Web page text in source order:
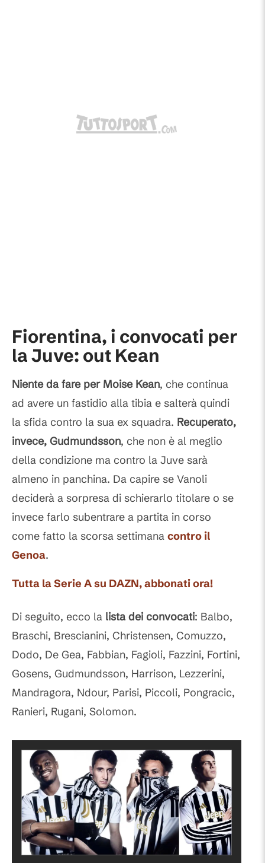
Fiorentina, i convocati per
la Juve: out Kean
Niente da fare per Moise Kean, che continua
ad avere un fastidio alla tibia e salterà quindi
la sfida contro la sua ex squadra. Recuperato,
invece, Gudmundsson, che non è al meglio
della condizione ma contro la Juve sarà
almeno in panchina. Da capire se Vanoli
deciderà a sorpresa di schierarlo titolare o se
invece farlo subentrare a partita in corso
come fatto la scorsa settimana contro il
Genoa.
Tutta la Serie A su DAZN, abbonati ora!
Di seguito, ecco la lista dei convocati: Balbo,
Braschi, Brescianini, Christensen, Comuzzo,
Dodo, De Gea, Fabbian, Fagioli, Fazzini, Fortini,
Gosens, Gudmundsson, Harrison, Lezzerini,
Mandragora, Ndour, Parisi, Piccoli, Pongracic,
Ranieri, Rugani, Solomon.